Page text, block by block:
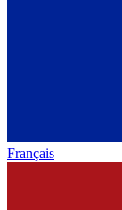
Français